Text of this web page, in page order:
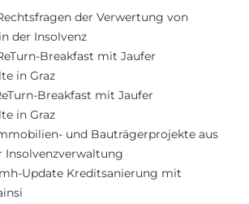
der Verwertung von
der Insolvenz
Breakfast mit Jaufer
in Graz
Breakfast mit Jaufer
in Graz
und Bauträgerprojekte aus
Insolvenzverwaltung
Update Kreditsanierung mit